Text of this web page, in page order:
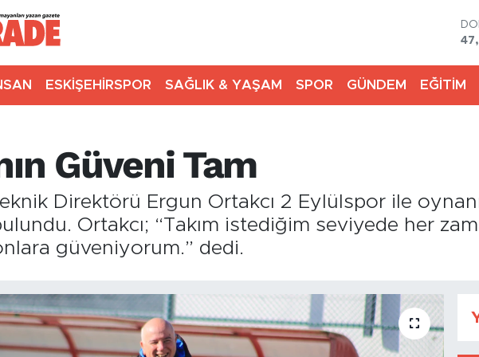
ESKİŞEHİRSPOR SAĞLIK & YAŞAM SPOR GÜNDEM EĞİTİM
Güveni Tam
Direktörü Ergun Ortakcı 2 Eylülspor ile
Ortakcı; “Takım istediğim seviyede her
güveniyorum.” dedi.